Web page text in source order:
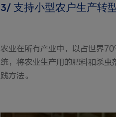
3/ 支持小型农户生产转
农业在所有产业中，以占世界
统，将农业生产用的肥料和杀
践方法。